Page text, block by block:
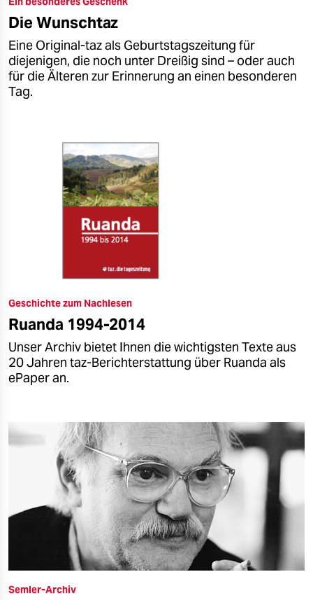
epaper login
Die Wunschtaz
Eine Original-taz als Geburtstagszeitung für
diejenigen, die noch unter Dreißig sind – oder auch
für die Älteren zur Erinnerung an einen besonderen
Tag.
Geschichte zum Nachlesen
Ruanda 1994-2014
Unser Archiv bietet Ihnen die wichtigsten Texte aus
20 Jahren taz-Berichterstattung über Ruanda als
ePaper an.
Semler-Archiv